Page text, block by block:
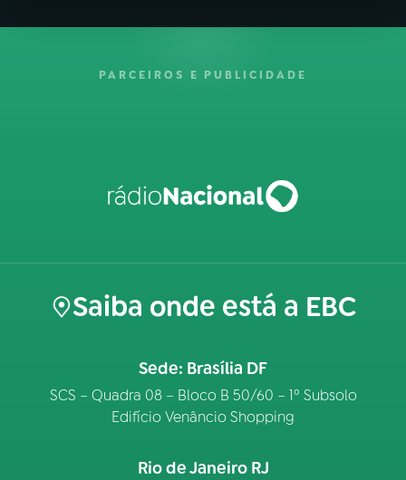
PARCEIROS E PUBLICIDADE
Saiba onde está a EBC
Sede: Brasília DF
SCS – Quadra 08 – Bloco B 50/60 – 1º Subsolo
Edifício Venâncio Shopping
Rio de Janeiro RJ